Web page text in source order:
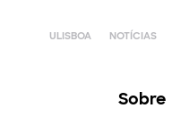
ULISBOA NOTÍCIAS
Sobre